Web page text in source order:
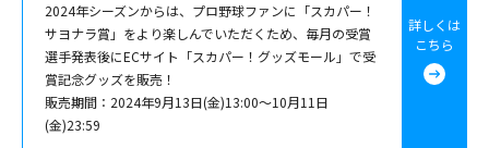
2024年シーズンからは、プロ野球ファンに「スカパー！
サヨナラ賞」をより楽しんでいただくため、毎月の受賞
選手発表後にECサイト「スカパー！グッズモール」で受
賞記念グッズを販売！
販売期間：2024年9月13日(金)13:00～10月11日
(金)23:59
詳しくは
こちら